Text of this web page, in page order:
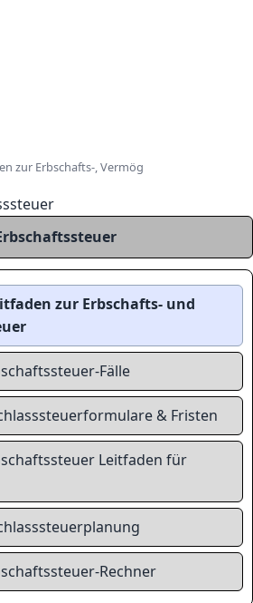
zur Erbschafts-, Vermögens- und
zur Erbschafts- und
Fälle
& Fristen
Leitfaden für
Rechner